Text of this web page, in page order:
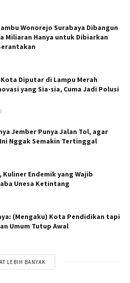
Wonorejo Surabaya Dibangun
Miliaran Hanya untuk Dibiarkan
Diputar di Lampu Merah
yang Sia-sia, Cuma Jadi Polusi
Jember Punya Jalan Tol, agar
Nggak Semakin Tertinggal
Kuliner Endemik yang Wajib
Unesa Ketintang
(Mengaku) Kota Pendidikan tapi
Umum Tutup Awal
LEBIH BANYAK